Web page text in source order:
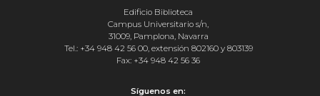
Edificio Biblioteca
Campus Universitario s/n,
31009, Pamplona, Navarra
Tel.: +34 948 42 56 00, extensión 802160 y 803139
Fax: +34 948 42 56 36
Síguenos en: